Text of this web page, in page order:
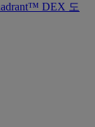
DEX 도